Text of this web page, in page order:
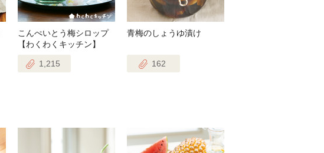
こんぺいとう梅シロップ
【わくわくキッチン】
1,215
青梅のしょうゆ漬け
162